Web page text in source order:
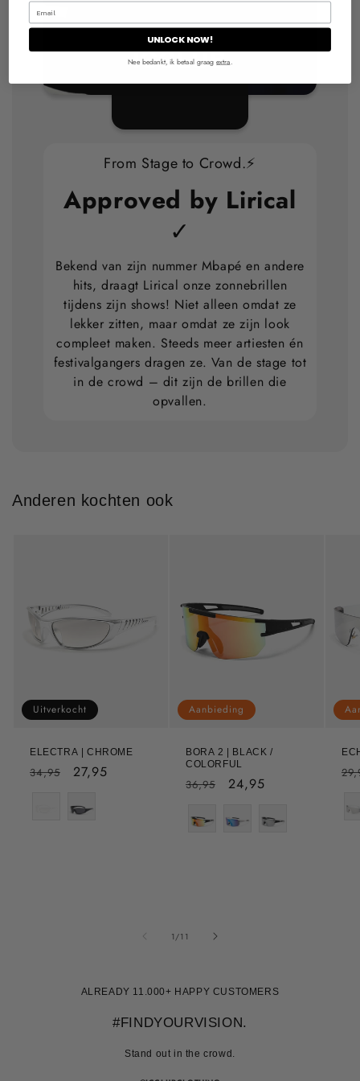
From Stage to Crowd.⚡
Approved by Lirical
✓
Bekend van zijn nummer Mbapé en andere
hits, draagt Lirical onze zonnebrillen
tijdens zijn shows! Niet alleen omdat ze
lekker zitten, maar omdat ze zijn look
compleet maken. Steeds meer artiesten én
festivalgangers dragen ze. Van de stage tot
in de crowd – dit zijn de brillen die
opvallen.
Anderen kochten ook
Uitverkocht
ELECTRA | CHROME
Normale
34,95 Aanbiedingsprijs
27,95
Aanbieding
BORA 2 | BLACK /
COLORFUL
Normale
36,95 Aanbiedingsprijs
24,95
1 /van
11
ALREADY 11.000+ HAPPY CUSTOMERS
#FINDYOURVISION.
Stand out in the crowd.
UNLOCK NOW!
Nee bedankt, ik betaal graagextra.